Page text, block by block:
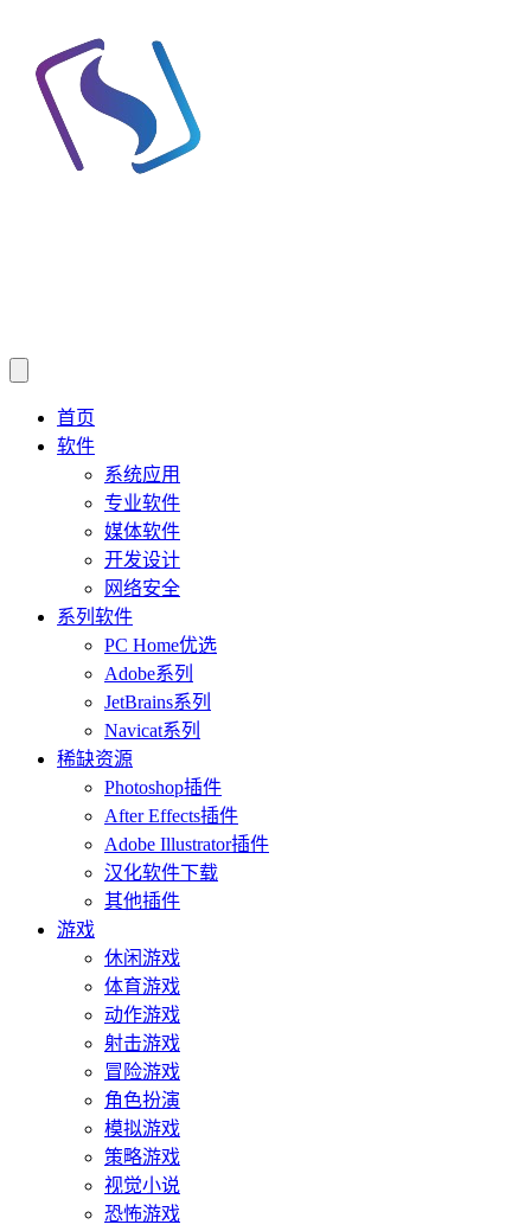
首页
软件
系统应用
专业软件
媒体软件
开发设计
网络安全
系列软件
PC Home优选
Adobe系列
JetBrains系列
Navicat系列
稀缺资源
Photoshop插件
After Effects插件
Adobe Illustrator插件
汉化软件下载
其他插件
游戏
休闲游戏
体育游戏
动作游戏
射击游戏
冒险游戏
角色扮演
模拟游戏
策略游戏
视觉小说
恐怖游戏